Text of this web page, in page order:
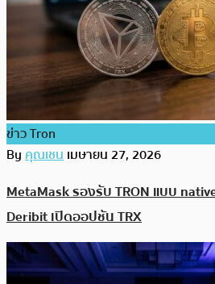
ข่าว Tron
Byคุณเชนเมษายน 27, 2026
MetaMask รองรับ TRON แบบ
Deribit เปิดออปชัน TRX